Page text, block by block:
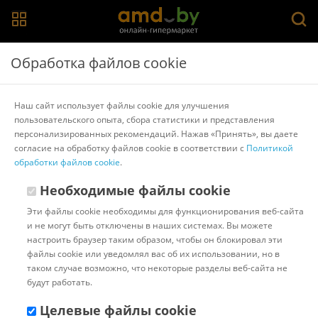
Главная > Каталог товаров Компьютеры
Iven Raspberry SkySystems
Системные блоки
Игровые компьютеры
AMD Ryzen 5
AMD Ryzen 7
Компьютеры для офиса
HP Intel AMD
Intel Core i3
Intel Core i5
Intel Core i7
Показать/скрыть все
Сортировать: Популярные
Код:628104 В наличии
Компьютер Z-Tech G64-8-S24-
Обработка файлов cookie
Наш сайт использует файлы cookie для улучшения
пользовательского опыта, сбора статистики и представления
персонализированных рекомендаций. Нажав «Принять», вы даете
согласие на обработку файлов cookie в соответствии с Политикой
обработки файлов cookie.
Необходимые файлы cookie
Эти файлы cookie необходимы для функционирования веб-сайта
и не могут быть отключены в наших системах. Вы можете
настроить браузер таким образом, чтобы он блокировал эти
файлы cookie или уведомлял вас об их использовании, но в
таком случае возможно, что некоторые разделы веб-сайта не
будут работать.
Целевые файлы cookie